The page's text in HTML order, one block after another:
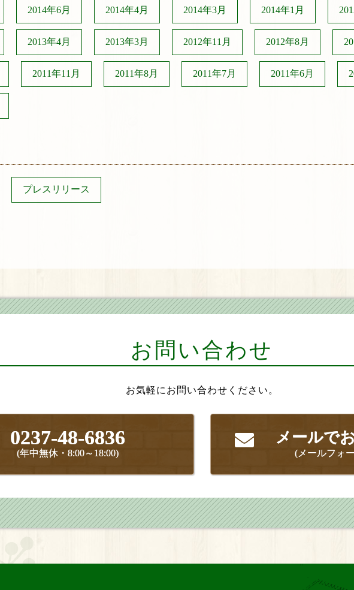
2014年6月 2014年4月 2014年3月 2014年1月
2013年4月 2013年3月 2012年11月 2012年8月
2011年11月 2011年8月 2011年7月 2011年6月
プレスリリース
お問い合わせ
お気軽にお問い合わせください。
0237-48-6836
(年中無休・8:00～18:00)
メールで
(メールフォ